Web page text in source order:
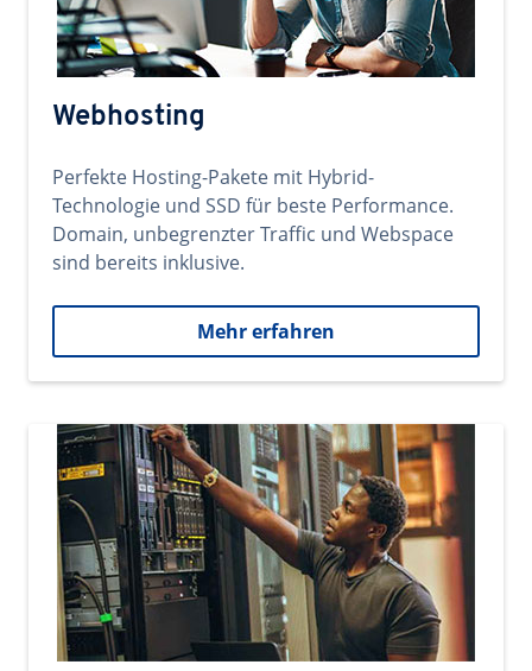
Webhosting
Perfekte Hosting-Pakete mit Hybrid-
Technologie und SSD für beste Performance.
Domain, unbegrenzter Traffic und Webspace
sind bereits inklusive.
Mehr erfahren